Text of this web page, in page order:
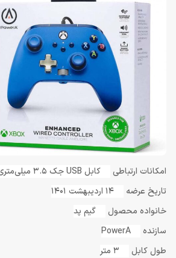
امکانات ارتباطی
کابل USB جک 3.5 میلی‌متری
تاریخ عرضه
14 اردیبهشت 1401
خانواده محصول
گیم پد
سازنده
PowerA
طول کابل
3 متر